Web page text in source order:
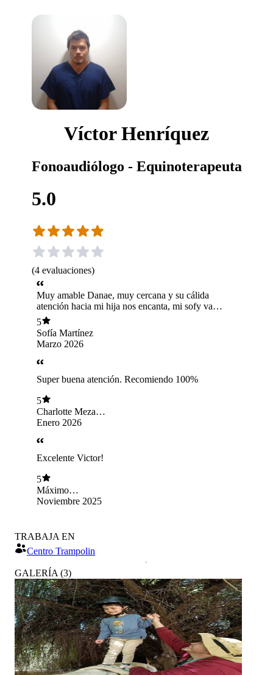
Víctor Henríquez
Fonoaudiólogo - Equinoterapeuta
5.0
(4 evaluaciones)
Muy amable Danae, muy cercana y su cálida
atención hacia mi hija nos encanta, mi sofy va
feliz a sus terapias
5
Sofía Martínez
Marzo 2026
Super buena atención. Recomiendo 100%
5
Charlotte Meza
Cifuentes
Enero 2026
Excelente Victor!
5
Máximo
Galleguillos Romero
Noviembre 2025
TRABAJA EN
Centro Trampolin
GALERÍA (3)